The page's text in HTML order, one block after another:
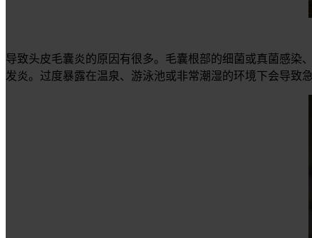
导致头皮毛囊炎的原因有很多。毛囊根部的细菌或真菌感染
发炎。过度暴露在温泉、游泳池或非常潮湿的环境下会导致